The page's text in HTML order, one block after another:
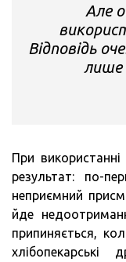
Але
Відповідь
лише
При
результат: по-
неприємний
йде
припиняється,